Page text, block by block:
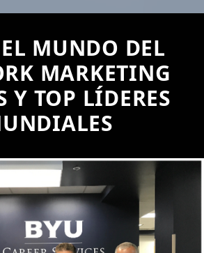
MUNDO DEL
MARKETING
Y TOP LÍDERES